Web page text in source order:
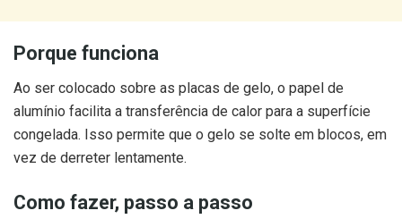
Porque funciona
Ao ser colocado sobre as placas de gelo, o papel de
alumínio facilita a transferência de calor para a superfície
congelada. Isso permite que o gelo se solte em blocos, em
vez de derreter lentamente.
Como fazer, passo a passo